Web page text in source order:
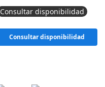
Consultar disponibilidad
Consultar disponibilidad